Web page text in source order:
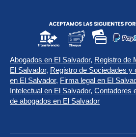
Abogados en El Salvador, Registro de
El Salvador, Registro de Sociedades y
en El Salvador, Firma legal en El
Intelectual en El Salvador, Contadores
de abogados en El Salvador